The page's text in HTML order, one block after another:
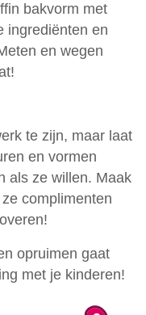
bakvorm met
ingrediënten en
en wegen
te zijn, maar laat
en vormen
als ze willen. Maak
complimenten
opruimen gaat
met je kinderen!